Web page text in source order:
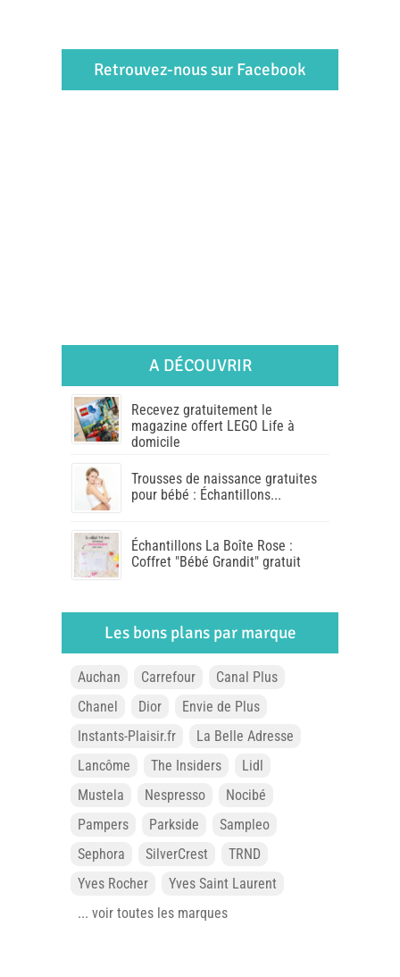
Retrouvez-nous sur Facebook
A DÉCOUVRIR
Recevez gratuitement le
magazine offert LEGO Life à
domicile
Trousses de naissance gratuites
pour bébé : Échantillons...
Échantillons La Boîte Rose :
Coffret "Bébé Grandit" gratuit
Les bons plans par marque
Auchan Carrefour
Canal Plus
Chanel
Dior
Envie de Plus
Instants-Plaisir.fr
La Belle Adresse
Lancôme
The Insiders
Lidl
Mustela
Nespresso
Nocibé
Pampers
Parkside
Sampleo
Sephora
SilverCrest
TRND
Yves Rocher
Yves Saint Laurent
... voir toutes les marques